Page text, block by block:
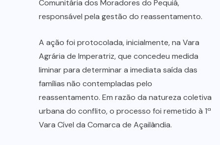
Comunitária dos Moradores do Pequiá,
responsável pela gestão do reassentamento.
A ação foi protocolada, inicialmente, na Vara
Agrária de Imperatriz, que concedeu medida
liminar para determinar a imediata saída das
famílias não contempladas pelo
reassentamento. Em razão da natureza coletiva
urbana do conflito, o processo foi remetido à 1ª
Vara Cível da Comarca de Açailândia.